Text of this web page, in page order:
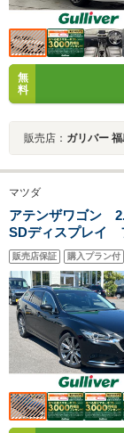
無
料
販売店： ガリバー
マツダ
アテンザワゴン
SDディスプレ
カメラ BSM
追従付き 前方
スペアキー 禁煙
販売店保証 購入プラン付